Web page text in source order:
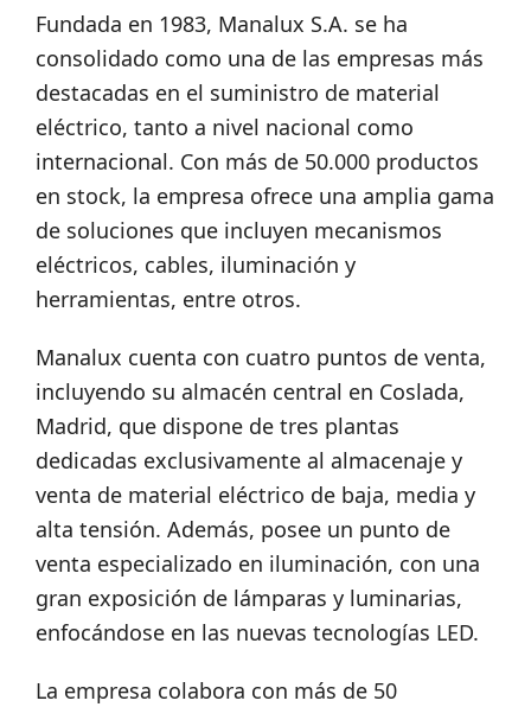
Fundada en 1983, Manalux S.A. se ha
consolidado como una de las empresas más
destacadas en el suministro de material
eléctrico, tanto a nivel nacional como
internacional. Con más de 50.000 productos
en stock, la empresa ofrece una amplia gama
de soluciones que incluyen mecanismos
eléctricos, cables, iluminación y
herramientas, entre otros.
Manalux cuenta con cuatro puntos de venta,
incluyendo su almacén central en Coslada,
Madrid, que dispone de tres plantas
dedicadas exclusivamente al almacenaje y
venta de material eléctrico de baja, media y
alta tensión. Además, posee un punto de
venta especializado en iluminación, con una
gran exposición de lámparas y luminarias,
enfocándose en las nuevas tecnologías LED.
La empresa colabora con más de 50